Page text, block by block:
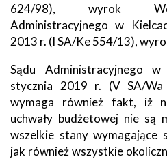
624/98), wyrok
Administracyjnego w
2013 r. (I SA/Ke 554/13),
Sądu Administracyjnego
stycznia 2019 r. (V SA/Wa
wymaga również fakt, iż
uchwały budżetowej nie są
wszelkie stany wymagające
jak również wszystkie